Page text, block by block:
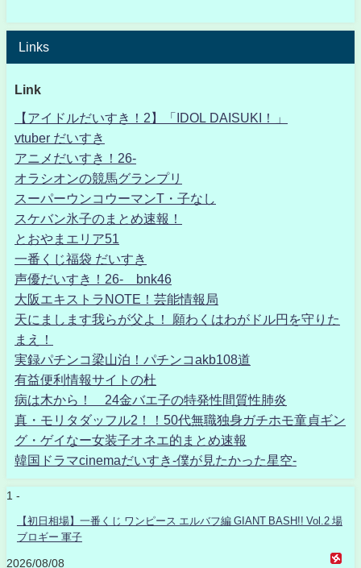
Links
Link
【アイドルだいすき！2】「IDOL DAISUKI！」
vtuber だいすき
アニメだいすき！26-
オラシオンの競馬グランプリ
スーパーウンコウーマンT・子なし
スケバン氷子のまとめ速報！
とおやまエリア51
一番くじ福袋 だいすき
声優だいすき！26- bnk46
大阪エキストラNOTE！芸能情報局
天にまします我らが父よ！ 願わくはわがドル円を守りた
まえ！
実録パチンコ梁山泊！パチンコakb108道
有益便利情報サイトの杜
病は木から！ 24金バエ子の特発性間質性肺炎
真・モリタダッフル2！！50代無職独身ガチホモ童貞ギン
グ・ゲイなー女装子オネエ的まとめ速報
韓国ドラマcinemaだいすき-僕が見たかった星空-
1 -
【初日相場】一番くじ ワンピース エルバフ編 GIANT BASH!! Vol.2 場
ブロギー 軍子
2026/08/08